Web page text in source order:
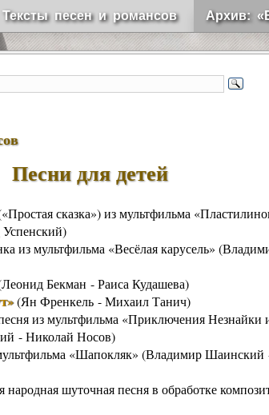
Тексты песен и романсов Архив:
Песни для детей
сказка») из мультфильма
из мультфильма «Весёлая карусель»
Бекман - Раиса Кудашева)
(Ян Френкель - Михаил Танич)
из мультфильма «Приключения Незнайки
- Николай Носов)
«Шапокляк» (Владимир Шаинский
народная шуточная песня в обработке